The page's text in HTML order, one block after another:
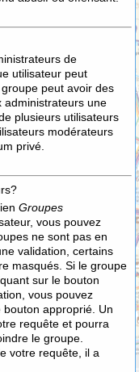
de
utilisateur peut
peut avoir des
administrateurs une
plusieurs utilisateurs
modérateurs
privé.
Groupes
vous pouvez
ne sont pas en
validation, certains
masqués. Si le groupe
sur le bouton
vous pouvez
approprié. Un
requête et pourra
le groupe.
votre requête, il a